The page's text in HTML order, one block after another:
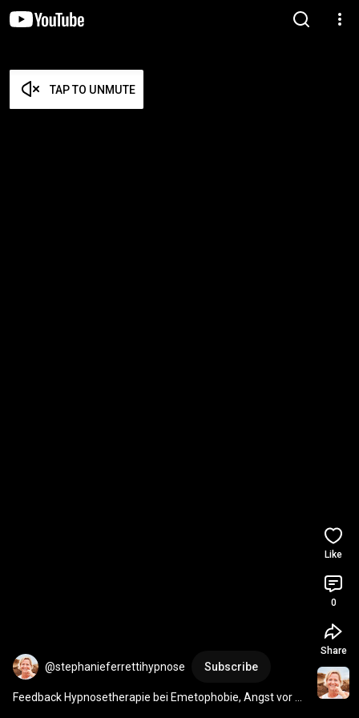
TAP TO UNMUTE
@stephanieferrettihypnose Subscribe
Feedback Hypnosetherapie bei Emetophobie, Angst vor
Like
0
Share